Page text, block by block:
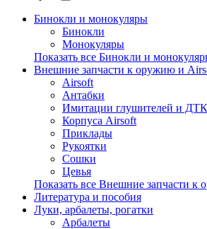
Бинокли и монокуляры
Бинокли
Монокуляры
Показать все Бинокли и
Внешние запчасти к оружию и
Airsoft
Антабки
Имитации глушителей и ДТК
Корпуса Airsoft
Приклады
Рукоятки
Сошки
Цевья
Показать все Внешние запчасти
Литература и пособия
Луки, арбалеты, рогатки
Арбалеты